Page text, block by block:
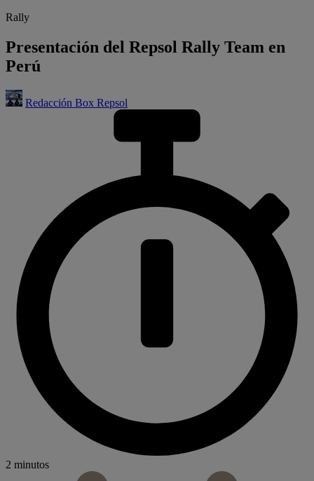
Rally
Presentación del Repsol Rally Team en
Perú
Redacción Box Repsol
2 minutos